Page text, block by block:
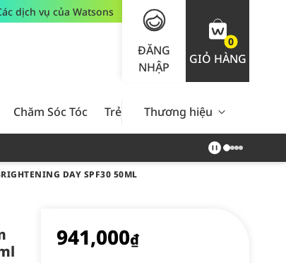
dịch vụ của Watsons
ĐĂNG
NHẬP
0
GIỎ HÀNG
Chăm Sóc Tóc Trẻ Em Nam Giới Chăm Sóc
Thương hiệu
DAY SPF30 50ML
941,000₫